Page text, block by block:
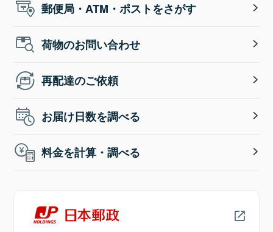
郵便局・ATM・ポストをさがす
荷物のお問い合わせ
再配達のご依頼
お届け日数を調べる
料金を計算・調べる